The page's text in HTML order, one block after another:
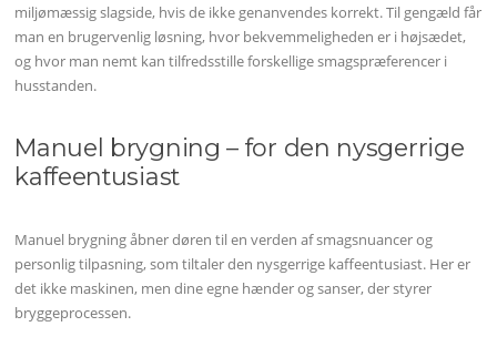
miljømæssig slagside, hvis de ikke genanvendes korrekt. Til gengæld får
man en brugervenlig løsning, hvor bekvemmeligheden er i højsædet,
og hvor man nemt kan tilfredsstille forskellige smagspræferencer i
husstanden.
Manuel brygning – for den nysgerrige
kaffeentusiast
Manuel brygning åbner døren til en verden af smagsnuancer og
personlig tilpasning, som tiltaler den nysgerrige kaffeentusiast. Her er
det ikke maskinen, men dine egne hænder og sanser, der styrer
bryggeprocessen.